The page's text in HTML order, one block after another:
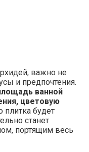
важно не
и предпочтения.
ванной
цветовую
плитка будет
станет
портящим весь